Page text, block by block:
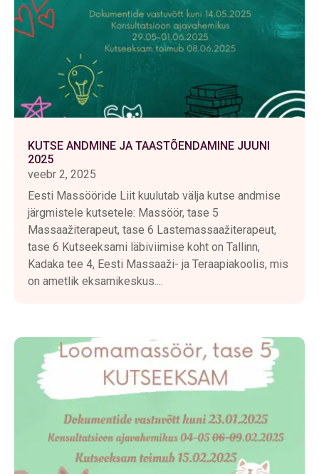
KUTSE ANDMINE JA TAASTÕENDAMINE JUUNI
2025
veebr 2, 2025
Eesti Massööride Liit kuulutab välja kutse andmise
järgmistele kutsetele: Massöör, tase 5
Massaažiterapeut, tase 6 Lastemassaažiterapeut,
tase 6 Kutseeksami läbiviimise koht on Tallinn,
Kadaka tee 4, Eesti Massaaži- ja Teraapiakoolis, mis
on ametlik eksamikeskus....